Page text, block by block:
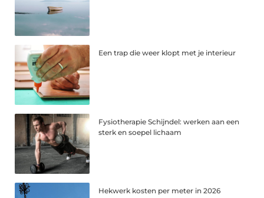
Een trap die weer klopt met je interieur
Fysiotherapie Schijndel: werken aan een
sterk en soepel lichaam
Hekwerk kosten per meter in 2026